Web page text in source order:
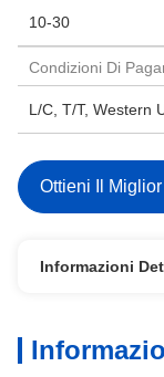
10-30
Condizioni Di
L/C, T/T, Western
Ottieni Il
Informazioni